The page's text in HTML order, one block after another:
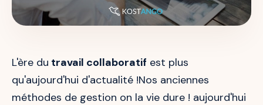
L'ère du travail collaboratif est plus
qu'aujourd'hui d'actualité !Nos anciennes
méthodes de gestion on la vie dure ! aujourd'hui